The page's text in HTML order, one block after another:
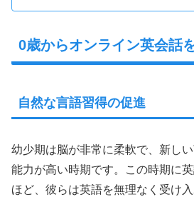
0歳からオンライン英会話
自然な言語習得の促進
幼少期は脳が非常に柔軟で、新し
能力が高い時期です。この時期に
ほど、彼らは英語を無理なく受け